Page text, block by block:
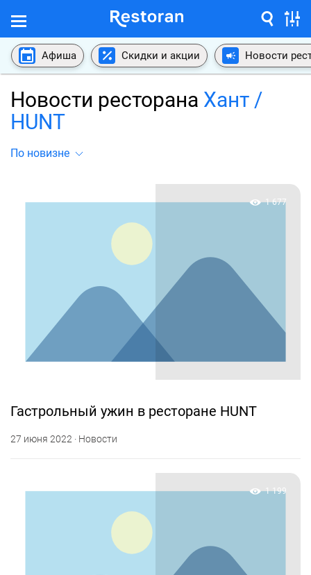
Афиша Скидки и акции Новости
Новости ресторана Хант /
HUNT
По новизне
1 677
Гастрольный ужин в ресторане HUNT
27 июня 2022 · Новости
1 199